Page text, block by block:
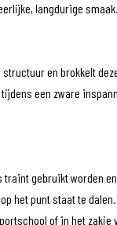
langdurige
en brokkelt
een zware
traint gebruikt worden
het punt staat te
of in het zakje